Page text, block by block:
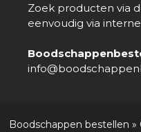
Zoek producten via
eenvoudig via
Boodschappen bestellen »